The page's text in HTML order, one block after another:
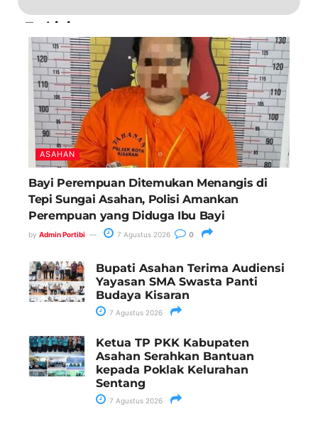
Terkini
ASAHAN
Bayi Perempuan Ditemukan Menangis di
Tepi Sungai Asahan, Polisi Amankan
Perempuan yang Diduga Ibu Bayi
by Admin Portibi 7 Agustus 2026 0
Bupati Asahan Terima Audiensi
Yayasan SMA Swasta Panti
Budaya Kisaran
7 Agustus 2026
Ketua TP PKK Kabupaten
Asahan Serahkan Bantuan
kepada Poklak Kelurahan
Sentang
7 Agustus 2026